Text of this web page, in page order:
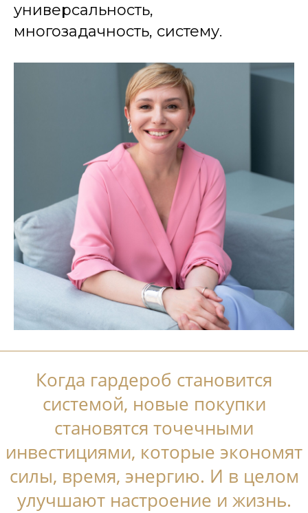
универсальность,
многозадачность, систему.
Когда гардероб становится
системой, новые покупки
становятся точечными
инвестициями, которые экономят
силы, время, энергию. И в целом
улучшают настроение и жизнь.